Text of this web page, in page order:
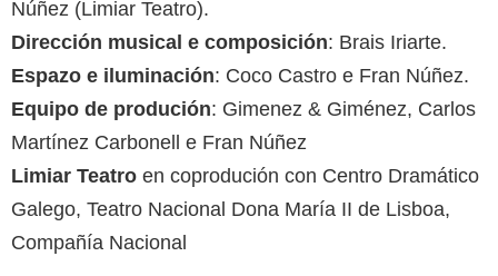
Núñez (Limiar Teatro).
Dirección musical e composición: Brais Iriarte.
Espazo e iluminación: Coco Castro e Fran Núñez.
Equipo de produción: Gimenez & Giménez, Carlos
Martínez Carbonell e Fran Núñez
Limiar Teatro en coprodución con Centro Dramático
Galego, Teatro Nacional Dona María II de Lisboa,
Compañía Nacional